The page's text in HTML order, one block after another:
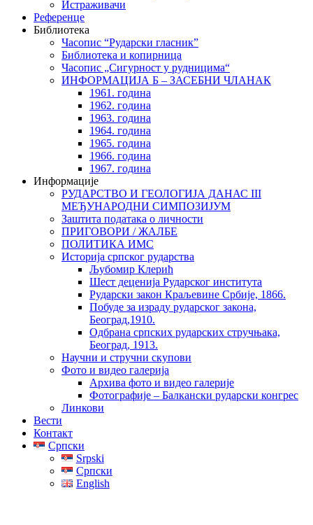
Истраживачи
Референце
Библиотека
Часопис “Рударски гласник”
Библиотека и копирница
Часопис „Сигурност у рудницима“
ИНФОРМАЦИЈА Б – ЗАСЕБНИ ЧЛАНАК
1961. година
1962. година
1963. година
1964. година
1965. година
1966. година
1967. година
Информације
РУДАРСТВО И ГЕОЛОГИЈА ДАНАС III
МЕЂУНАРОДНИ СИМПОЗИЈУМ
Заштита података о личности
ПРИГОВОРИ / ЖАЛБЕ
ПОЛИТИКА ИМС
Историја српског рударства
Љубомир Клерић
Шест деценија Рударског института
Рударски закон Краљевине Србије, 1866.
Побуде за израду рударског закона,
Београд,1910.
Одбрана српских рударских стручњака,
Београд, 1913.
Научни и стручни скупови
Фото и видео галерија
Архива фото и видео галерије
Фотографије – Балкански рударски конгрес
Линкови
Вести
Контакт
Српски
Srpski
Српски
English